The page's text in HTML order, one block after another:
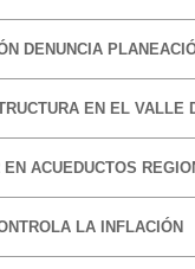
DENUNCIA
EN EL VALLE
ACUEDUCTOS
LA INFLACIÓN